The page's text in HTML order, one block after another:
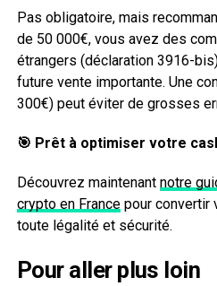
Pas obligatoire, mais
de 50 000€, vous avez des
étrangers (déclaration 3916-
future vente importante. Une
300€) peut éviter de grosses
🎯 Prêt à optimiser votre
Découvrez maintenant notre
crypto en Francepour convertir
toute légalité et sécurité.
Pour aller plus loin